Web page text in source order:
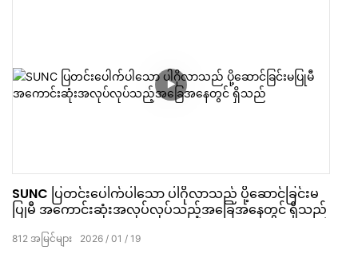
SUNC ပြတင်းပေါက်ပါသော ပါဂိုလာသည် ပို့ဆောင်ခြင်းမ
ပြုမီ အကောင်းဆုံးအလုပ်လုပ်သည့်အခြေအနေတွင် ရှိသည်
2026 01 19
812 အမြင်များ